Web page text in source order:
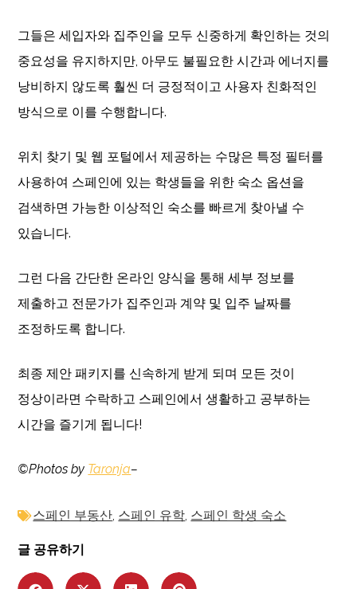
그들은 세입자와 집주인을 모두 신중하게 확인하는 것의
중요성을 유지하지만, 아무도 불필요한 시간과 에너지를
낭비하지 않도록 훨씬 더 긍정적이고 사용자 친화적인
방식으로 이를 수행합니다.
위치 찾기 및 웹 포털에서 제공하는 수많은 특정 필터를
사용하여 스페인에 있는 학생들을 위한 숙소 옵션을
검색하면 가능한 이상적인 숙소를 빠르게 찾아낼 수
있습니다.
그런 다음 간단한 온라인 양식을 통해 세부 정보를
제출하고 전문가가 집주인과 계약 및 입주 날짜를
조정하도록 합니다.
최종 제안 패키지를 신속하게 받게 되며 모든 것이
정상이라면 수락하고 스페인에서 생활하고 공부하는
시간을 즐기게 됩니다!
©Photos by Taronja–
스페인 부동산, 스페인 유학, 스페인 학생 숙소
글 공유하기